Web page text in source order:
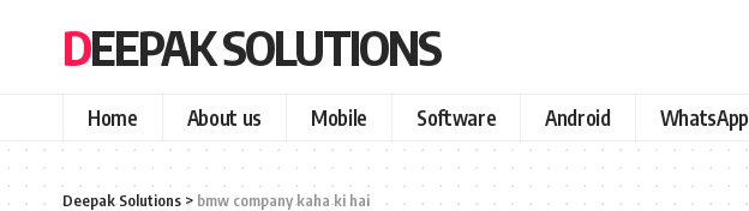
DEEPAK SOLUTIONS
Home About us Mobile Software Android WhatsApp
Deepak Solutions > bmw company kaha ki hai